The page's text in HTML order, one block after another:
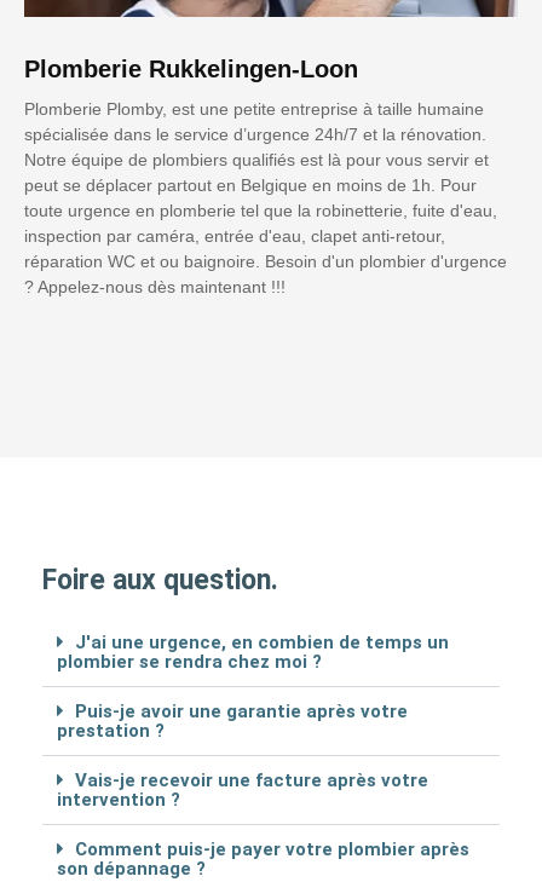
Plomberie Rukkelingen-Loon
Plomberie Plomby, est une petite entreprise à taille humaine
spécialisée dans le service d’urgence 24h/7 et la rénovation.
Notre équipe de plombiers qualifiés est là pour vous servir et
peut se déplacer partout en Belgique en moins de 1h. Pour
toute urgence en plomberie tel que la robinetterie, fuite d'eau,
inspection par caméra, entrée d'eau, clapet anti-retour,
réparation WC et ou baignoire. Besoin d'un plombier d'urgence
? Appelez-nous dès maintenant !!!
Foire aux question.
J'ai une urgence, en combien de temps un
plombier se rendra chez moi ?
Puis-je avoir une garantie après votre
prestation ?
Vais-je recevoir une facture après votre
intervention ?
Comment puis-je payer votre plombier après
son dépannage ?